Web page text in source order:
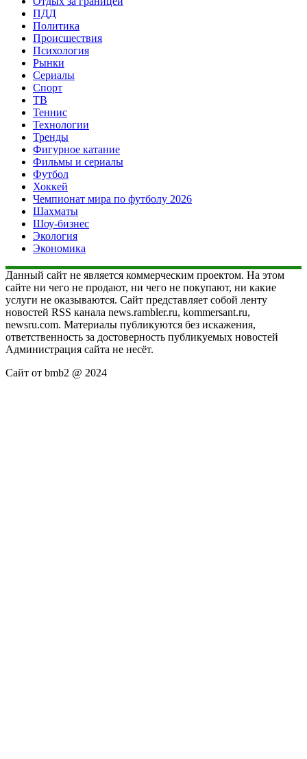
ПДД
Политика
Происшествия
Психология
Рынки
Сериалы
Спорт
ТВ
Теннис
Технологии
Тренды
Фигурное катание
Фильмы и сериалы
Футбол
Хоккей
Чемпионат мира по футболу 2026
Шахматы
Шоу-бизнес
Экология
Экономика
Данный сайт не является коммерческим проектом. На этом
сайте ни чего не продают, ни чего не покупают, ни какие
услуги не оказываются. Сайт представляет собой ленту
новостей RSS канала news.rambler.ru, kommersant.ru,
newsru.com. Материалы публикуются без искажения,
ответственность за достоверность публикуемых новостей
Администрация сайта не несёт.
Сайт от bmb2 @ 2024